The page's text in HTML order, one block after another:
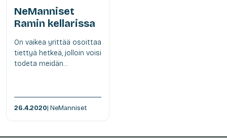
NeManniset
Ramin kellarissa
On vaikea yrittää osoittaa
tiettyä hetkeä, jolloin voisi
todeta meidän...
26.4.2020| NeManniset